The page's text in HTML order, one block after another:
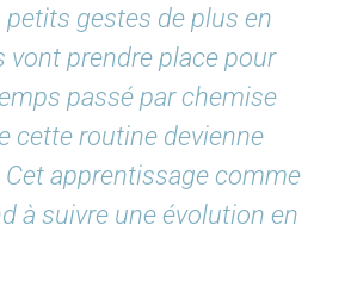
gestes de plus en
vont prendre place pour
passé par chemise
cette routine devienne
apprentissage comme
à suivre une évolution en